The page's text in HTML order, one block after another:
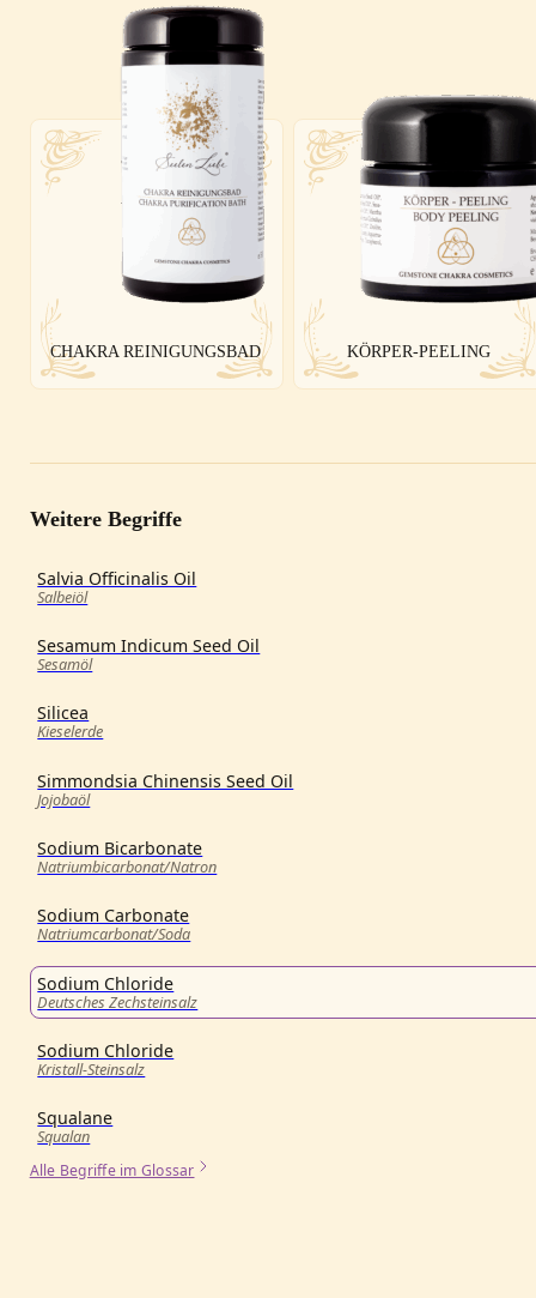
CHAKRA REINIGUNGSBAD KÖRPER-PEELING
Weitere Begriffe
Salvia Officinalis Oil
Salbeiöl
Sesamum Indicum Seed Oil
Sesamöl
Silicea
Kieselerde
Simmondsia Chinensis Seed Oil
Jojobaöl
Sodium Bicarbonate
Natriumbicarbonat/Natron
Sodium Carbonate
Natriumcarbonat/Soda
Sodium Chloride
Deutsches Zechsteinsalz
Sodium Chloride
Kristall-Steinsalz
Squalane
Squalan
Alle Begriffe im Glossar